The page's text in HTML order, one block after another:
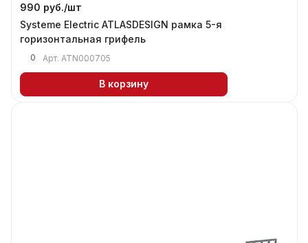
990 руб./шт
Systeme Electric ATLASDESIGN рамка 5-я
горизонтальная грифель
0 Арт. ATN000705
В корзину